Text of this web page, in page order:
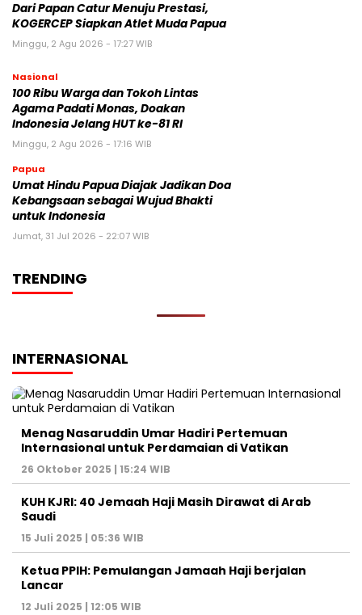
Dari Papan Catur Menuju Prestasi,
KOGERCEP Siapkan Atlet Muda Papua
Minggu, 2 Agu 2026 - 17:27 WIB
Nasional
100 Ribu Warga dan Tokoh Lintas
Agama Padati Monas, Doakan
Indonesia Jelang HUT ke-81 RI
Minggu, 2 Agu 2026 - 17:16 WIB
Papua
Umat Hindu Papua Diajak Jadikan Doa
Kebangsaan sebagai Wujud Bhakti
untuk Indonesia
Jumat, 31 Jul 2026 - 22:07 WIB
TRENDING
INTERNASIONAL
Menag Nasaruddin Umar Hadiri Pertemuan
Internasional untuk Perdamaian di Vatikan
26 Oktober 2025 | 15:24 WIB
KUH KJRI: 40 Jemaah Haji Masih Dirawat di Arab
Saudi
15 Juli 2025 | 05:36 WIB
Ketua PPIH: Pemulangan Jamaah Haji berjalan
Lancar
12 Juli 2025 | 12:05 WIB